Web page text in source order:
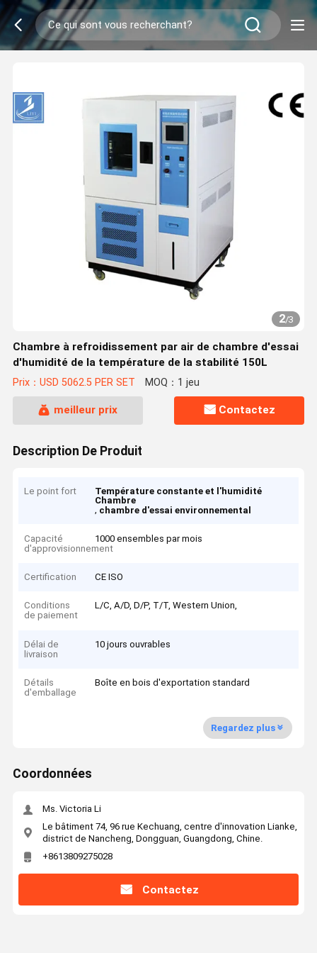
2/3
Chambre à refroidissement par air de chambre d'essai
d'humidité de la température de la stabilité 150L
Prix：USD 5062.5 PER SET MOQ：1 jeu
meilleur prix Contactez
Description De Produit
Le point fort
Température constante et l'humidité
Chambre
, chambre d'essai environnemental
Capacité
d'approvisionnement
1000 ensembles par mois
Certification CE ISO
Conditions
de paiement
L/C, A/D, D/P, T/T, Western Union,
Délai de
livraison
10 jours ouvrables
Détails
d'emballage
Boîte en bois d'exportation standard
Regardez plus
Coordonnées
Ms. Victoria Li
Le bâtiment 74, 96 rue Kechuang, centre d'innovation Lianke,
district de Nancheng, Dongguan, Guangdong, Chine.
+8613809275028
Contactez